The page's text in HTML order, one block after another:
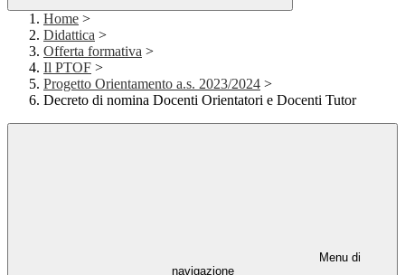
Home >
Didattica >
Offerta formativa >
Il PTOF >
Progetto Orientamento a.s. 2023/2024 >
Decreto di nomina Docenti Orientatori e Docenti Tutor
Menu di
navigazione